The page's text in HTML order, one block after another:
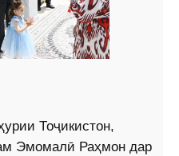
Тоҷикистон,
Эмомалӣ Раҳмон дар